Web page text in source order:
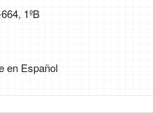
1ºB
en Español